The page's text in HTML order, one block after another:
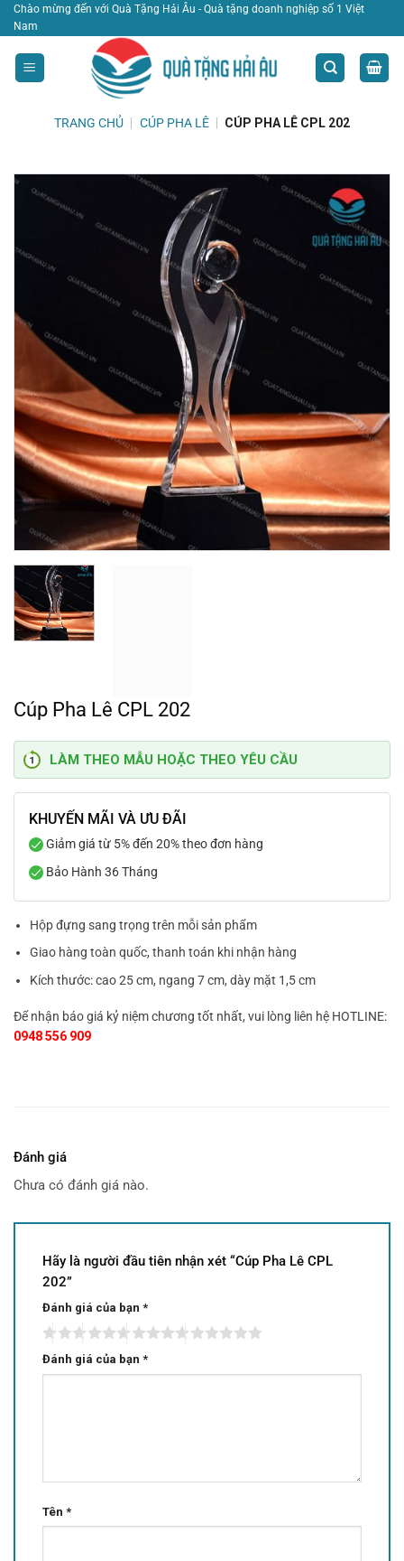
Bỏ
qua
nội
dung
Chào mừng đến với Quà Tặng Hải Âu - Quà tặng doanh nghiệp số 1 Việt
Nam
TRANG CHỦ CÚP PHA LÊ CÚP PHA LÊ CPL 202
Cúp Pha Lê CPL 202
LÀM THEO MẪU HOẶC THEO YÊU CẦU
KHUYẾN MÃI VÀ ƯU ĐÃI
Giảm giá từ 5% đến 20% theo đơn hàng
Bảo Hành 36 Tháng
Hộp đựng sang trọng trên mỗi sản phẩm
Giao hàng toàn quốc, thanh toán khi nhận hàng
Kích thước: cao 25 cm, ngang 7 cm, dày mặt 1,5 cm
Để nhận báo giá kỷ niệm chương tốt nhất, vui lòng liên hệ HOTLINE:
0948 556 909
Đánh giá
Chưa có đánh giá nào.
Hãy là người đầu tiên nhận xét “Cúp Pha Lê CPL
202”
Đánh giá của bạn *
Đánh giá của bạn *
Tên *